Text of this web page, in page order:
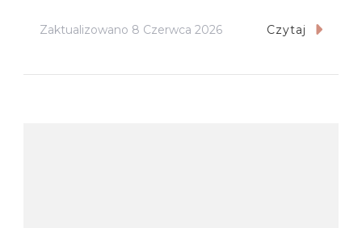
Zaktualizowano 8 Czerwca 2026 Czytaj